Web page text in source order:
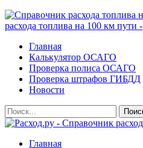
расхода топлива на 100 км пути -
Главная
Калькулятор ОСАГО
Проверка полиса ОСАГО
Проверка штрафов ГИБДД
Новости
Главная